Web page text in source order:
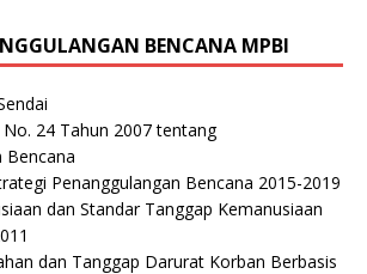
BENCANA MPBI
24 Tahun 2007 tentang
Bencana
Penanggulangan Bencana 2015-2019
dan Standar Tanggap Kemanusiaan
dan Tanggap Darurat Korban Berbasis